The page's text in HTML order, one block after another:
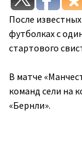
После
футболках с
стартового
В матче
команд сели на
«Бернли».